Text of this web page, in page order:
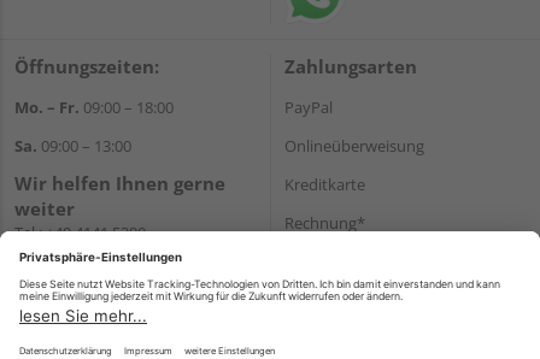
Öffnungszeiten:
Mo. – Fr. 09:00 – 18:00
Sa. 09:00 – 13:00
Wir helfen Ihnen gerne
weiter
Tel.:+49 4141 5380
E-Mail:shop@holzland-funk.de
WhatsApp
Zahlungsarten
PayPal
Onlineüberweisung
Kreditkarte
Rechnung*
Versand